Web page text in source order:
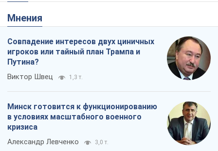
Мнения
Совпадение интересов двух циничных
игроков или тайный план Трампа и
Путина?
Виктор Швец 1,3 т.
Минск готовится к функционированию
в условиях масштабного военного
кризиса
Александр Левченко 3,0 т.